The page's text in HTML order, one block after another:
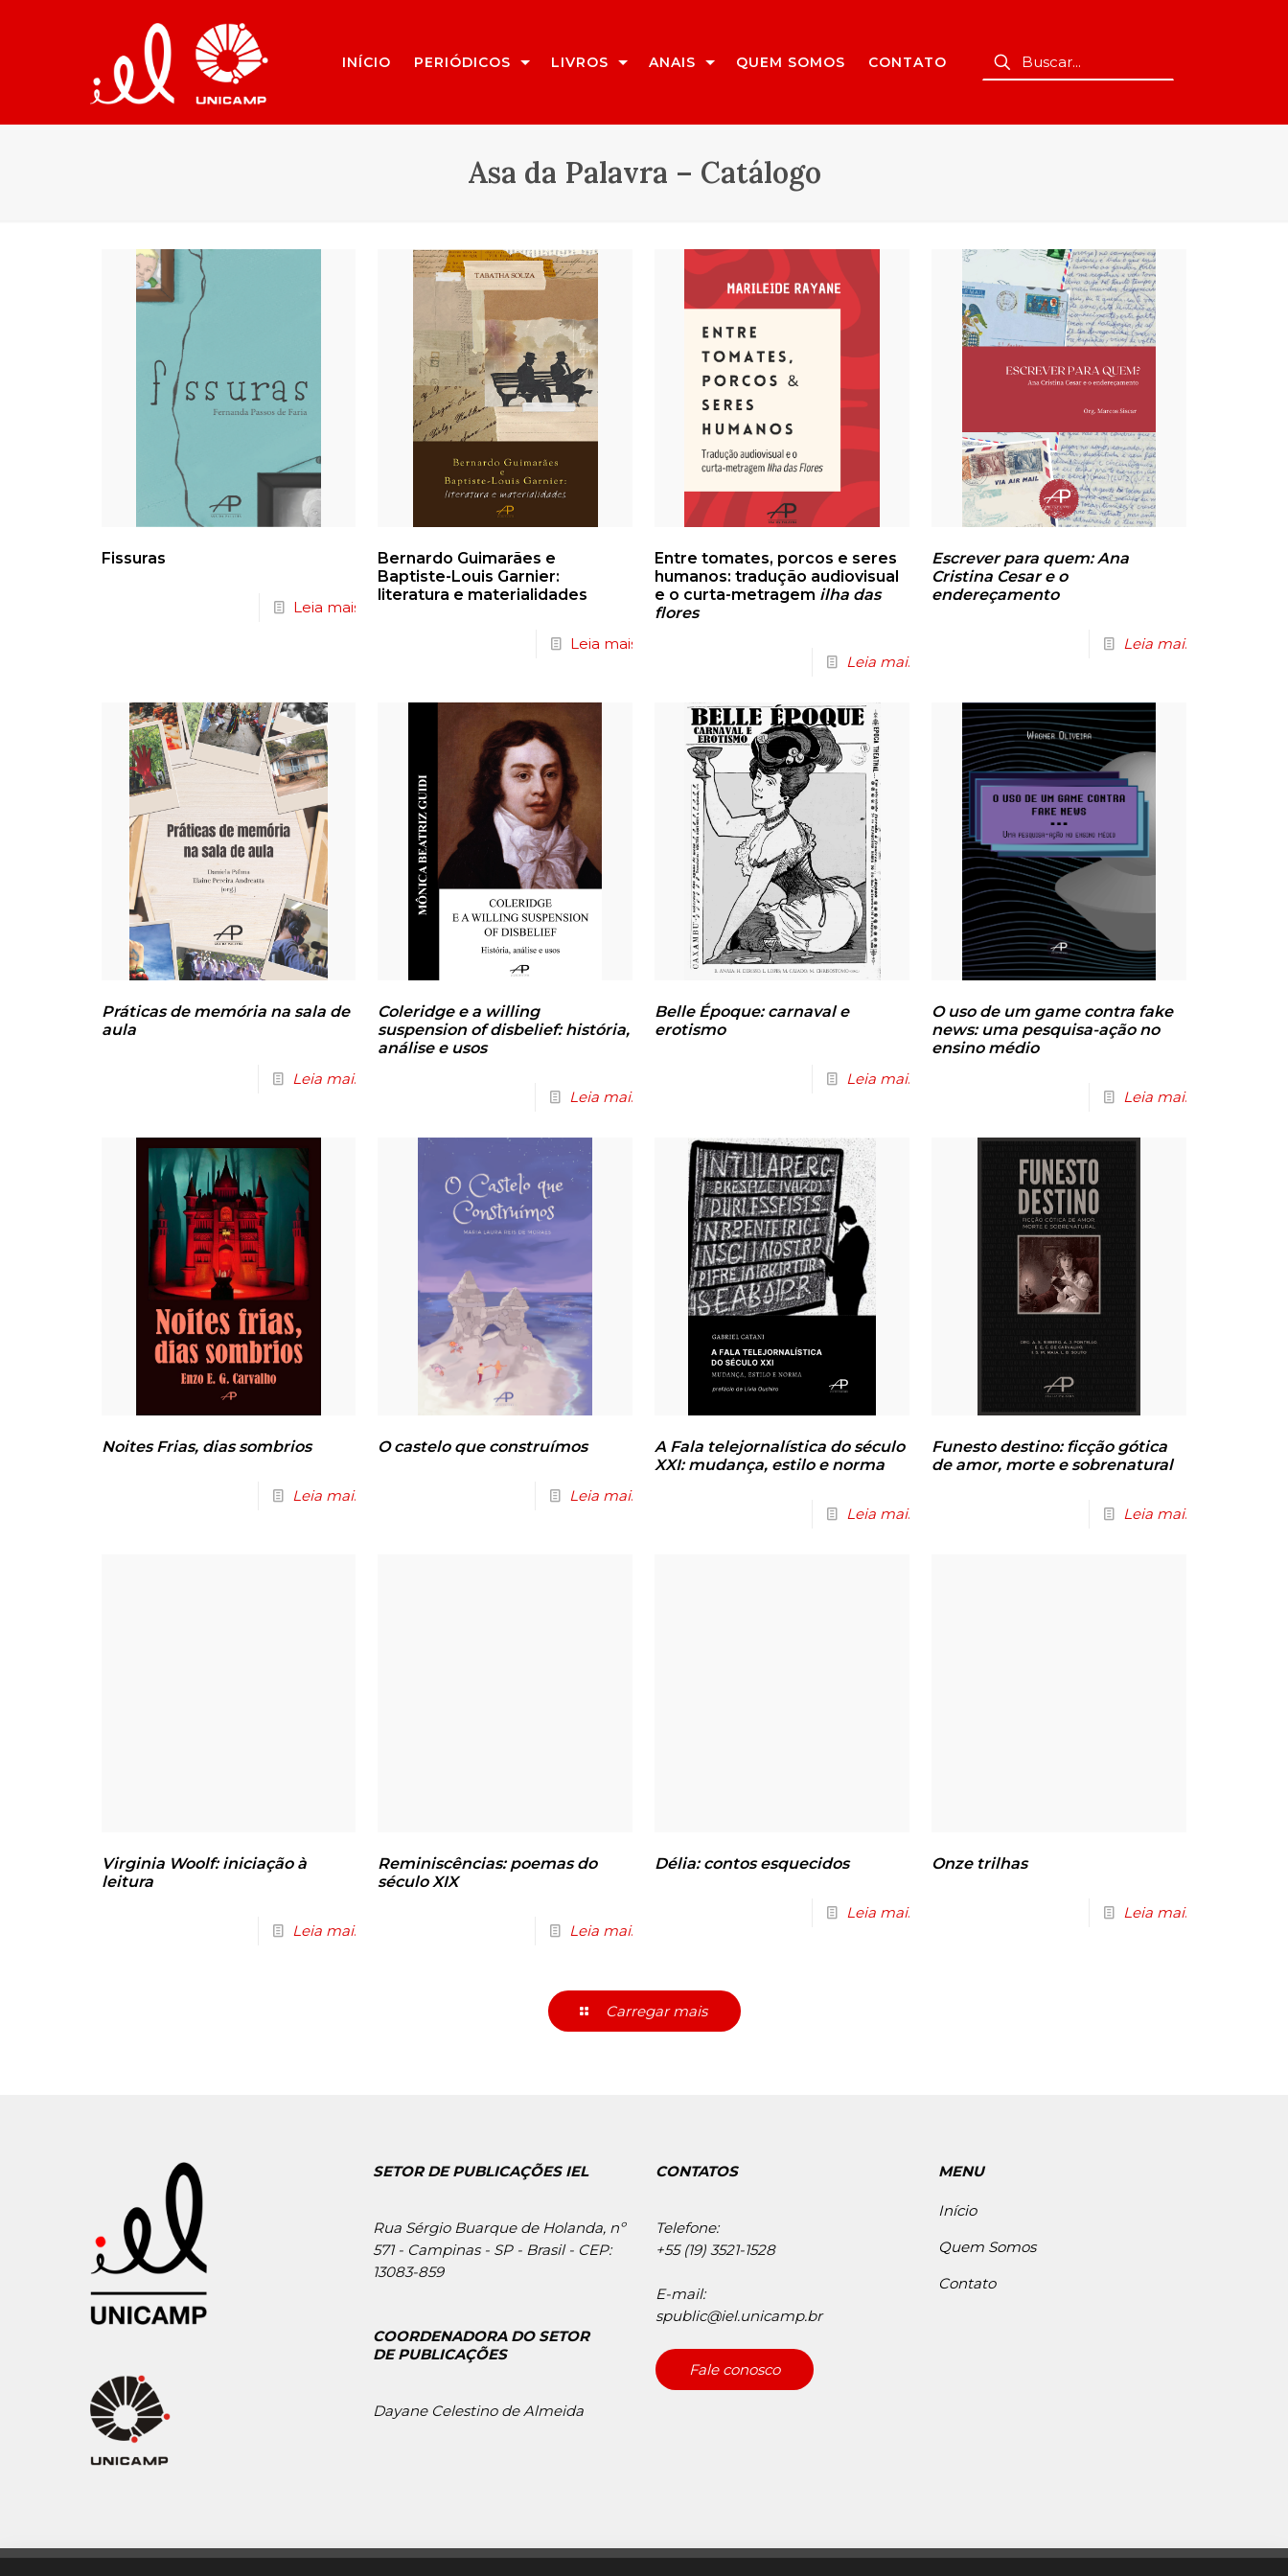
INÍCIO PERIÓDICOS LIVROS ANAIS QUEM SOMOS CONTATO
Asa da Palavra – Catálogo
Fissuras
Leia mais
Bernardo Guimarães e
Baptiste-Louis Garnier:
literatura e materialidades
Leia mais
Entre tomates, porcos e seres
humanos: tradução audiovisual
e o curta-metragem ilha das
flores
Leia mais
Escrever para quem: Ana
Cristina Cesar e o
endereçamento
Leia mais
Práticas de memória na sala de
aula
Leia mais
Coleridge e a willing
suspension of disbelief: história,
análise e usos
Leia mais
Belle Époque: carnaval e
erotismo
Leia mais
O uso de um game contra fake
news: uma pesquisa-ação no
ensino médio
Leia mais
Noites Frias, dias sombrios
Leia mais
O castelo que construímos
Leia mais
A Fala telejornalística do século
XXI: mudança, estilo e norma
Leia mais
Funesto destino: ficção gótica
de amor, morte e sobrenatural
Leia mais
Virginia Woolf: iniciação à
leitura
Leia mais
Reminiscências: poemas do
século XIX
Leia mais
Délia: contos esquecidos
Leia mais
Onze trilhas
Leia mais
Carregar mais
SETOR DE PUBLICAÇÕES IEL
Rua Sérgio Buarque de Holanda, nº
571 - Campinas - SP - Brasil - CEP:
13083-859
COORDENADORA DO SETOR
DE PUBLICAÇÕES
Dayane Celestino de Almeida
CONTATOS
Telefone:
+55 (19) 3521-1528
E-mail:
spublic@iel.unicamp.br
Fale conosco
MENU
Início
Quem Somos
Contato